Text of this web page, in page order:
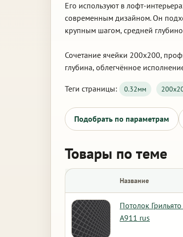
Его используют в лофт-
современным дизайном. Он
крупным шагом, средней
Сочетание ячейки 200х200,
глубина, облегчённое
Теги страницы: 0.32мм
Подобрать по параметрам
Товары по теме
Название
Потолок
А911 rus